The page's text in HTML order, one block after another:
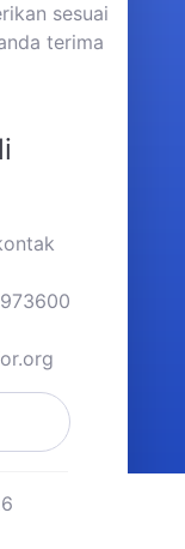
sesuai
terima